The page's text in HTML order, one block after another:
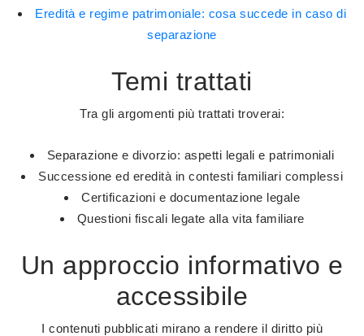
Eredità e regime patrimoniale: cosa succede in caso di
separazione
Temi trattati
Tra gli argomenti più trattati troverai:
Separazione e divorzio: aspetti legali e patrimoniali
Successione ed eredità in contesti familiari complessi
Certificazioni e documentazione legale
Questioni fiscali legate alla vita familiare
Un approccio informativo e
accessibile
I contenuti pubblicati mirano a rendere il diritto più